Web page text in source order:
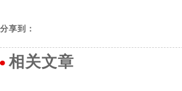
分享到：
相关文章